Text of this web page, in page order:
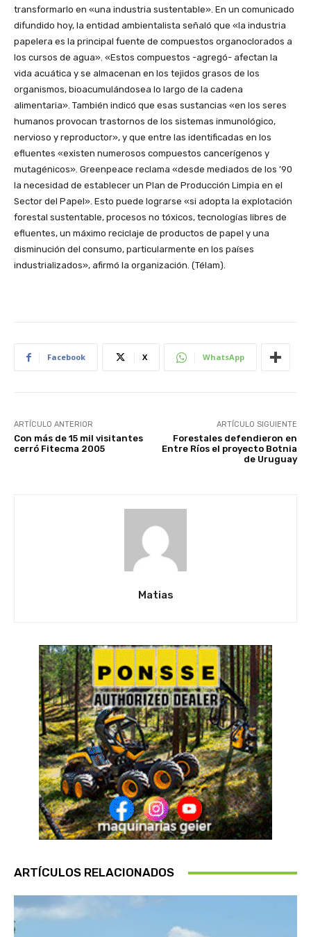
transformarlo en «una industria sustentable». En un comunicado
difundido hoy, la entidad ambientalista señaló que «la industria
papelera es la principal fuente de compuestos organoclorados a
los cursos de agua». «Estos compuestos -agregó- afectan la
vida acuática y se almacenan en los tejidos grasos de los
organismos, bioacumulándosea lo largo de la cadena
alimentaria». También indicó que esas sustancias «en los seres
humanos provocan trastornos de los sistemas inmunológico,
nervioso y reproductor», y que entre las identificadas en los
efluentes «existen numerosos compuestos cancerígenos y
mutagénicos». Greenpeace reclama «desde mediados de los ’90
la necesidad de establecer un Plan de Producción Limpia en el
Sector del Papel». Esto puede lograrse «si adopta la explotación
forestal sustentable, procesos no tóxicos, tecnologías libres de
efluentes, un máximo reciclaje de productos de papel y una
disminución del consumo, particularmente en los países
industrializados», afirmó la organización. (Télam).
Facebook X WhatsApp
ARTÍCULO ANTERIOR
Con más de 15 mil visitantes
cerró Fitecma 2005
ARTÍCULO SIGUIENTE
Forestales defendieron en
Entre Ríos el proyecto Botnia
de Uruguay
Matias
ARTÍCULOS RELACIONADOS